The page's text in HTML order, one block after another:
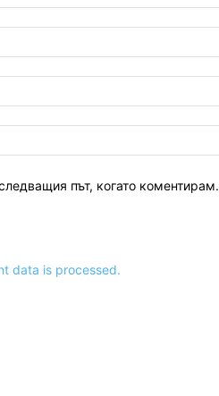
път, когато коментирам.
data is processed.